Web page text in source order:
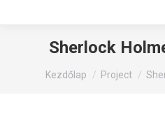
Sherlock
You are here:
Kezdőlap Project